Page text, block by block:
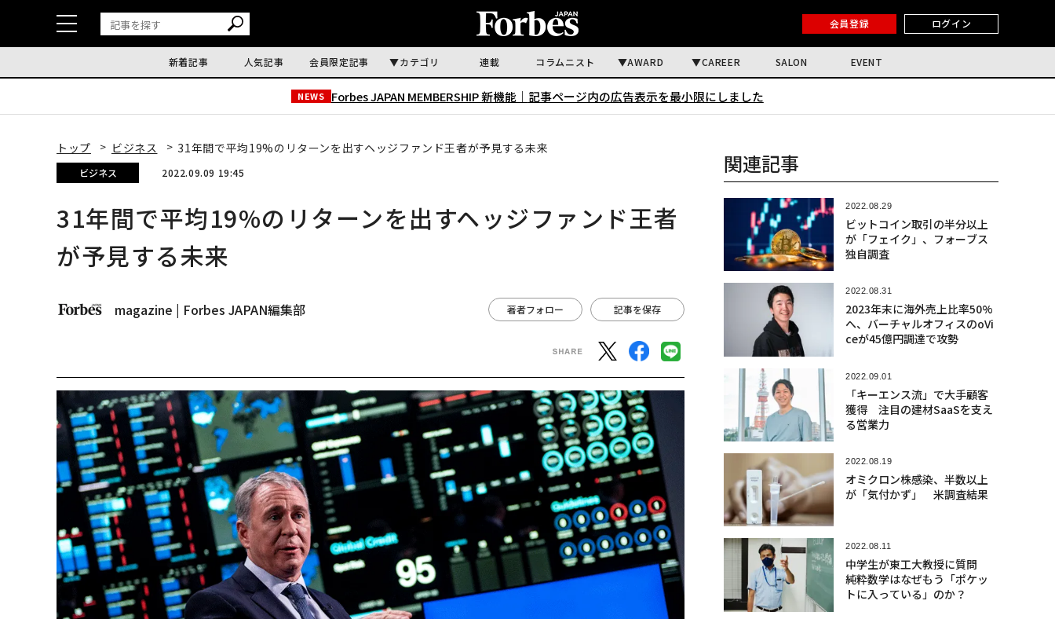
会員登録 ログイン
新着記事 人気記事 会員限定記事 カテゴリ 連載 コラムニスト AWARD CAREER SALON EVENT
NEWS Forbes JAPAN MEMBERSHIP 新機能｜ 記事ページ内の広告表示を最小限にしました
トップ ビジネス 31年間で平均19%のリターンを出すヘッジファンド王者が予見する未来
ビジネス 2022.09.09 19:45
31年間で平均19%のリターンを出すヘッジファンド王者
が予見する未来
magazine | Forbes JAPAN編集部 著者フォロー 記事を保存
関連記事
2022.08.29
ビットコイン取引の半分以上
が「フェイク」、フォーブス
独自調査
2022.08.31
2023年末に海外売上比率50%
へ、バーチャルオフィスのoVi
ceが45億円調達で攻勢
2022.09.01
「キーエンス流」で大手顧客
獲得 注目の建材SaaSを支え
る営業力
2022.08.19
オミクロン株感染、半数以上
が「気付かず」 米調査結果
2022.08.11
中学生が東工大教授に質問
純粋数学はなぜもう「ポケッ
トに入っている」のか？